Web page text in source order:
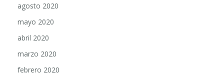
agosto 2020
mayo 2020
abril 2020
marzo 2020
febrero 2020